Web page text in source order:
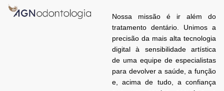
Nossa missão é ir além do
tratamento dentário. Unimos a
precisão da mais alta tecnologia
digital à sensibilidade artística
de uma equipe de especialistas
para devolver a saúde, a função
e, acima de tudo, a confiança